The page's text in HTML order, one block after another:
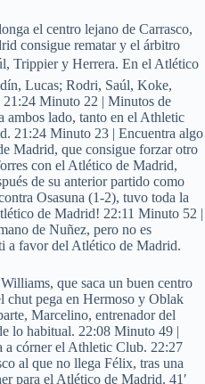
el centro lejano de Carrasco,
consigue rematar y el árbitro
Trippier y Herrera. En el Atlético
Lucas; Rodri, Saúl, Koke,
Minuto 22 | Minutos de
ambos lado, tanto en el Athletic
21:24 Minuto 23 | Encuentra algo
Madrid, que consigue forzar otro
con el Atlético de Madrid,
de su anterior partido como
Osasuna (1-2), tuvo toda la
de Madrid! 22:11 Minuto 52 |
de Nuñez, pero no es
a favor del Atlético de Madrid.
que saca un buen centro
chut pega en Hermoso y Oblak
Marcelino, entrenador del
lo habitual. 22:08 Minuto 49 |
a córner el Athletic Club. 22:27
al que no llega Félix, tras una
para el Atlético de Madrid. 41′